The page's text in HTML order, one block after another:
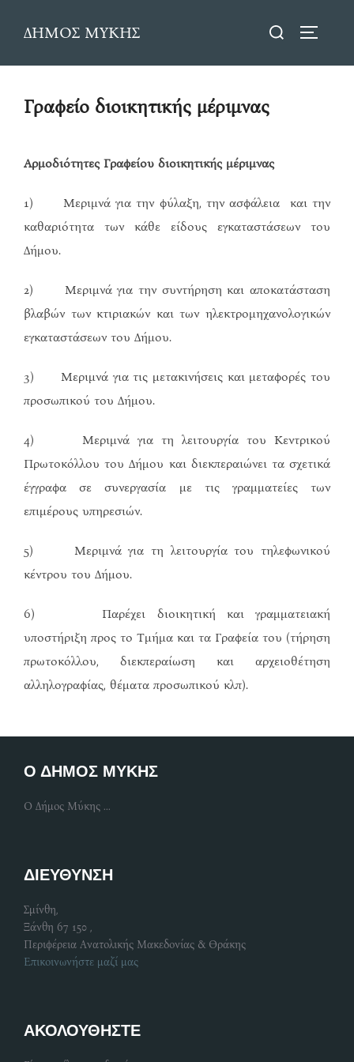
ΔΗΜΟΣ ΜΥΚΗΣ
Search
Γραφείο διοικητικής μέριμνας
Αρμοδιότητες Γραφείου διοικητικής μέριμνας
1) Μεριμνά για την φύλαξη, την ασφάλεια και την
καθαριότητα των κάθε είδους εγκαταστάσεων του
Δήμου.
2) Μεριμνά για την συντήρηση και αποκατάσταση
βλαβών των κτιριακών και των ηλεκτρομηχανολογικών
εγκαταστάσεων του Δήμου.
3) Μεριμνά για τις μετακινήσεις και μεταφορές του
προσωπικού του Δήμου.
4) Μεριμνά για τη λειτουργία του Κεντρικού
Πρωτοκόλλου του Δήμου και διεκπεραιώνει τα σχετικά
έγγραφα σε συνεργασία με τις γραμματείες των
επιμέρους υπηρεσιών.
5) Μεριμνά για τη λειτουργία του τηλεφωνικού
κέντρου του Δήμου.
6) Παρέχει διοικητική και γραμματειακή
υποστήριξη προς το Τμήμα και τα Γραφεία του (τήρηση
πρωτοκόλλου, διεκπεραίωση και αρχειοθέτηση
αλληλογραφίας, θέματα προσωπικού κλπ).
Ο ΔΗΜΟΣ ΜΥΚΗΣ
Ο Δήμος Μύκης ...
ΔΙΕΥΘΥΝΣΗ
Σμίνθη,
Ξάνθη 67 150 ,
Περιφέρεια Ανατολικής Μακεδονίας & Θράκης
Επικοινωνήστε μαζί μας
ΑΚΟΛΟΥΘΗΣΤΕ